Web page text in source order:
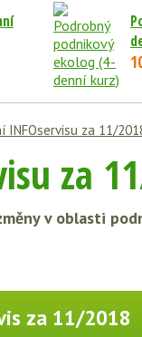
INFOservisu za 11/
za
v oblasti
za 11/2018